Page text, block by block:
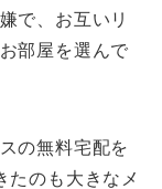
で、お互いリ
部屋を選んで
の無料宅配を
たのも大きなメ